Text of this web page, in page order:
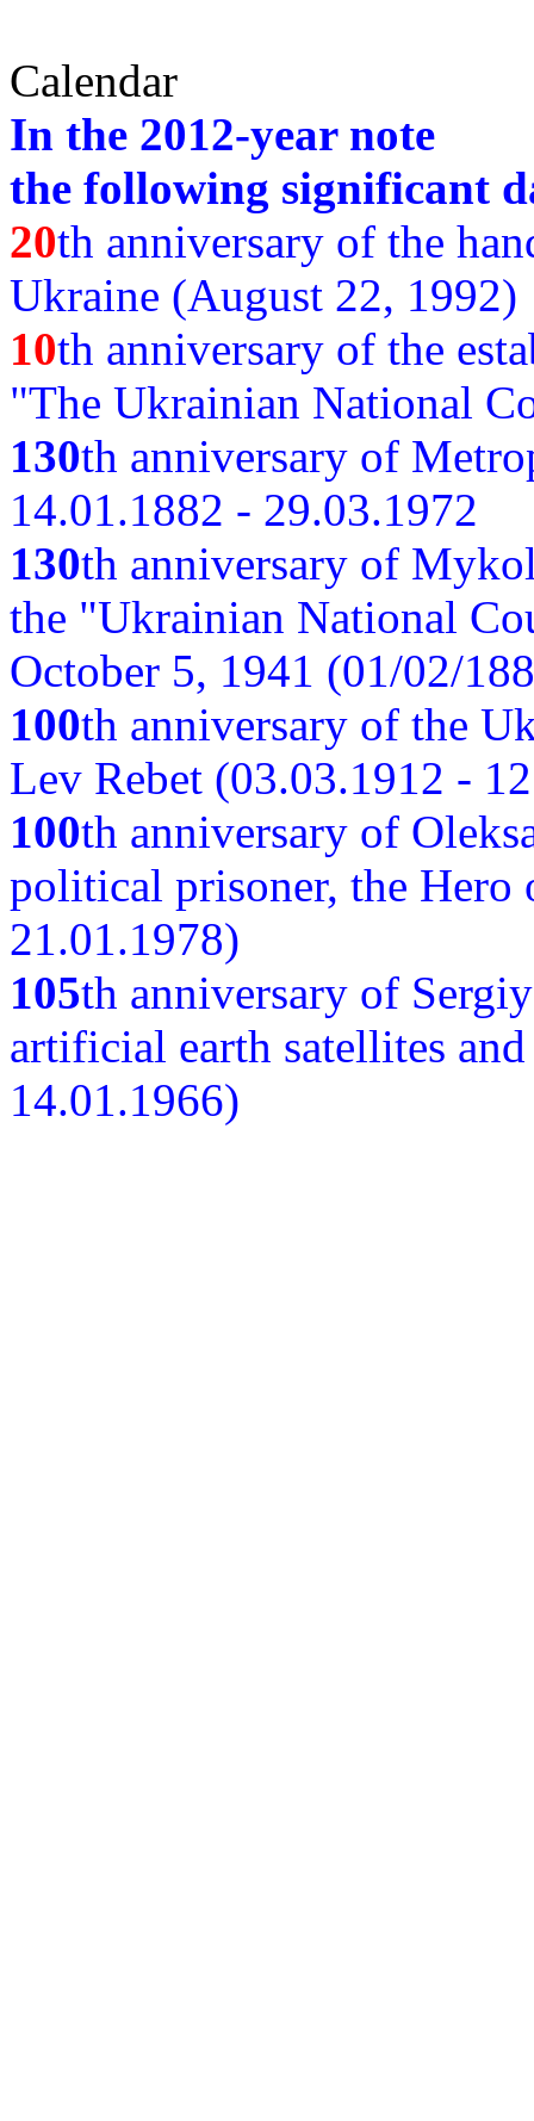
Calendar
In the 2012-year note
the following significant
20th anniversary of the
Ukraine (August 22, 1992)
10th anniversary of the
"The Ukrainian National
130th anniversary of
14.01.1882 - 29.03.1972
130th anniversary of
the "Ukrainian National
October 5, 1941 (01/02/
100th anniversary of the
Lev Rebet (03.03.1912 -
100th anniversary of
political prisoner, the
21.01.1978)
105th anniversary of
artificial earth satellites
14.01.1966)